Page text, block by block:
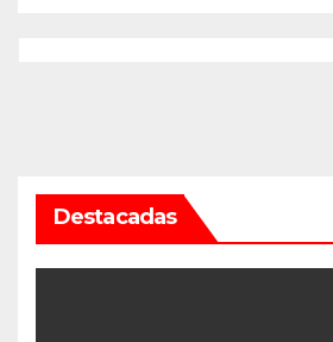
Destacadas